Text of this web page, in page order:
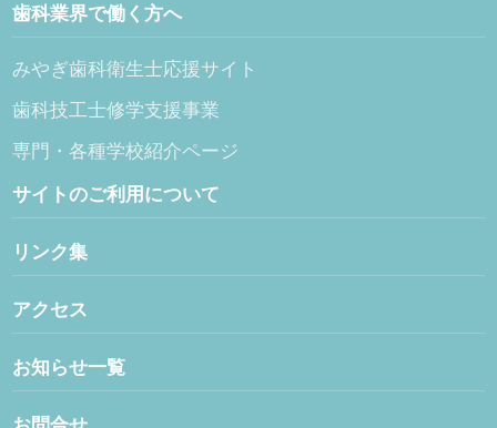
歯科業界で働く方へ
みやぎ歯科衛生士応援サイト
歯科技工士修学支援事業
専門・各種学校紹介ページ
サイトのご利用について
リンク集
アクセス
お知らせ一覧